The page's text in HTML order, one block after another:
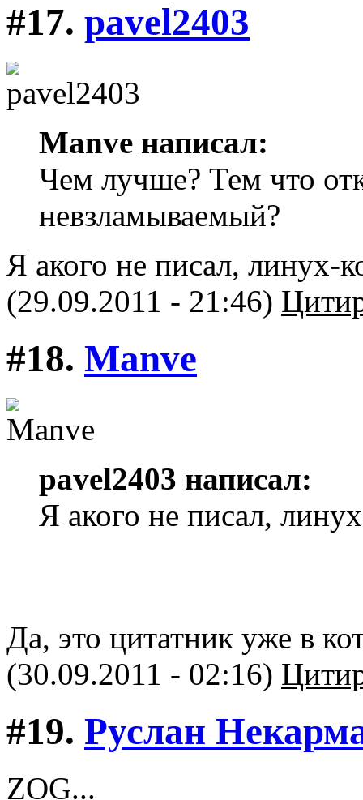
#17. pavel2403
Manve написал:
Чем лучше? Тем что
невзламываемый?
Я акого не писал, линух-
(29.09.2011 - 21:46)
#18. Manve
pavel2403 написал:
Я акого не писал,
Да, это цитатник уже в
(30.09.2011 - 02:16)
#19. Руслан
ZOG...